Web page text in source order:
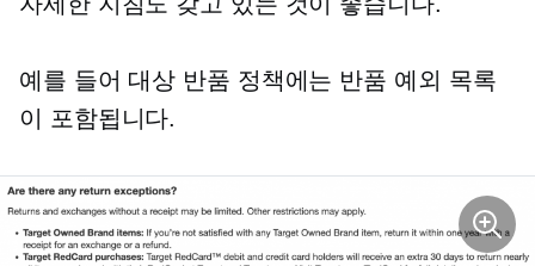
예를 들어 대상 반품 정책에는 반품 예외 목록
이 포함됩니다.